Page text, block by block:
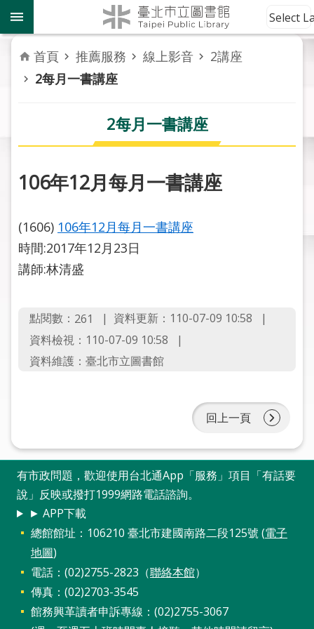
跳到主要內容區塊
到
館
資
訊
務
活
報
導
關
圖
線
見
問
答
加
入
市
圖
網
Select
首頁 推薦服務 線上影音
2講座
2每月一書講座
2每月一書講座
106年12月每月一書講座
(1606) 106年12月每月一書講座
時間:2017年12月23日
講師:林清盛
點閱數： 261
資料更新：110-07-09 10:58
資料檢視：110-07-09 10:58
資料維護：臺北市立圖書館
回上一頁
有市政問題，歡迎使用台北通App「服務」項目「有話要
說」反映或撥打1999網路電話諮詢。
► APP下載
總館館址：106210 臺北市建國南路二段125號 (電子
地圖)
電話：(02)2755-2823（聯絡本館）
傳真：(02)2703-3545
館務興革讀者申訴專線：(02)2755-3067